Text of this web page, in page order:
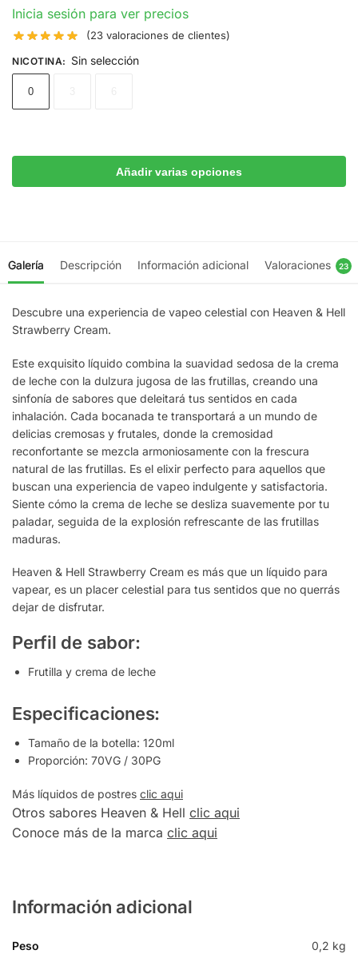
Inicia sesión para ver precios
(23 valoraciones de clientes)
NICOTINA: Sin selección
0
Añadir varias opciones
Galería Descripción Información adicional Valoraciones 23
Descubre una experiencia de vapeo celestial con Heaven & Hell
Strawberry Cream.
Este exquisito líquido combina la suavidad sedosa de la crema
de leche con la dulzura jugosa de las frutillas, creando una
sinfonía de sabores que deleitará tus sentidos en cada
inhalación. Cada bocanada te transportará a un mundo de
delicias cremosas y frutales, donde la cremosidad
reconfortante se mezcla armoniosamente con la frescura
natural de las frutillas. Es el elixir perfecto para aquellos que
buscan una experiencia de vapeo indulgente y satisfactoria.
Siente cómo la crema de leche se desliza suavemente por tu
paladar, seguida de la explosión refrescante de las frutillas
maduras.
Heaven & Hell Strawberry Cream es más que un líquido para
vapear, es un placer celestial para tus sentidos que no querrás
dejar de disfrutar.
Perfil de sabor:
Frutilla y crema de leche
Especificaciones:
Tamaño de la botella: 120ml
Proporción: 70VG / 30PG
Más líquidos de postres clic aqui
Otros sabores Heaven & Hell clic aqui
Conoce más de la marca clic aqui
Información adicional
Peso 0,2 kg